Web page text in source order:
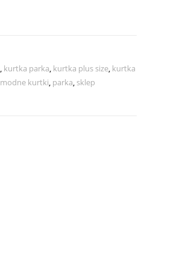
, kurtka parka, kurtka plus size, kurtka
modne kurtki, parka, sklep